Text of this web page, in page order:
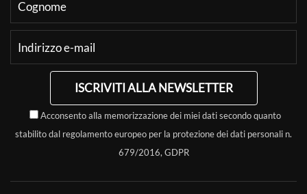
ISCRIVITI ALLA NEWSLETTER
Acconsento alla memorizzazione dei miei dati secondo quanto
stabilito dal regolamento europeo per la protezione dei dati personali n.
679/2016, GDPR